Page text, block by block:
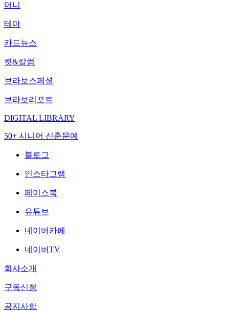
머니
테마
카드뉴스
컷&칼럼
브라보스페셜
브라보리포트
DIGITAL LIBRARY
50+ 시니어 신춘문예
블로그
인스타그램
페이스북
유튜브
네이버카페
네이버TV
회사소개
구독신청
공지사항